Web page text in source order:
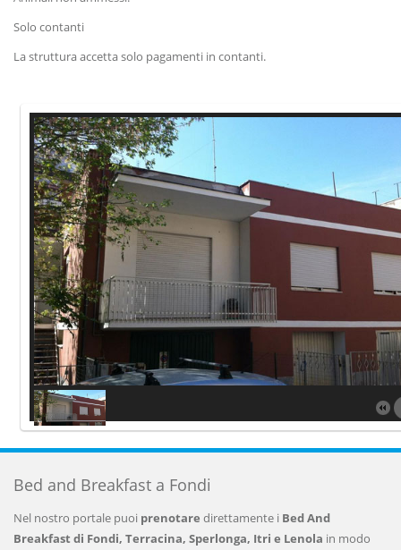
Solo contanti
La struttura accetta solo pagamenti in contanti.
Bed and Breakfast a Fondi
Nel nostro portale puoi prenotare direttamente i Bed And
Breakfast di Fondi, Terracina, Sperlonga, Itri e Lenola in modo